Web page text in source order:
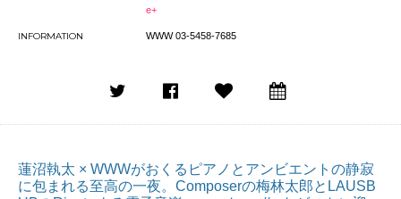
e+
INFORMATION WWW 03-5458-7685
蓮沼執太 × WWWがおくるピアノとアンビエントの静寂
に包まれる至高の一夜。Composerの梅林太郎とLAUSB